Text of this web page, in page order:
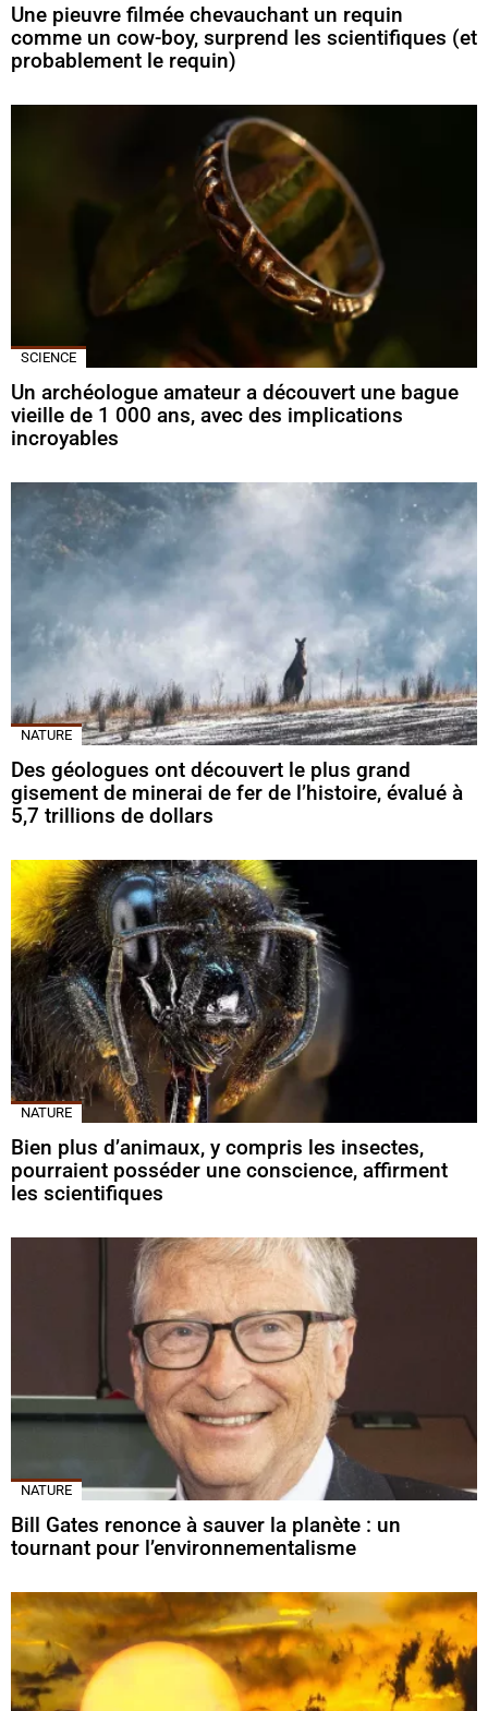
Une pieuvre filmée chevauchant un requin
comme un cow-boy, surprend les scientifiques (et
probablement le requin)
SCIENCE
Un archéologue amateur a découvert une bague
vieille de 1 000 ans, avec des implications
incroyables
NATURE
Des géologues ont découvert le plus grand
gisement de minerai de fer de l’histoire, évalué à
5,7 trillions de dollars
NATURE
Bien plus d’animaux, y compris les insectes,
pourraient posséder une conscience, affirment
les scientifiques
NATURE
Bill Gates renonce à sauver la planète : un
tournant pour l’environnementalisme